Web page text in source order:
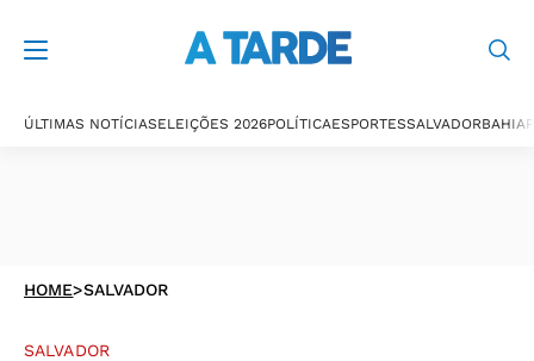
ÚLTIMAS NOTÍCIASELEIÇÕES 2026POLÍTICAESPORTESSALVADORBAHIA
HOME>SALVADOR
SALVADOR